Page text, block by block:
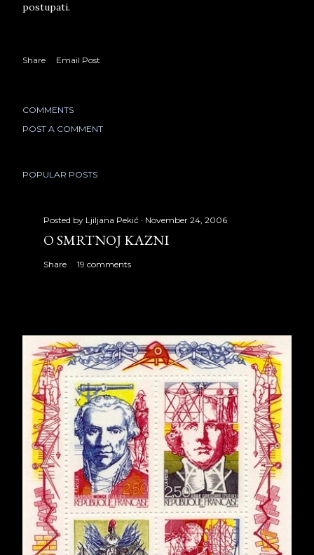
postupati.
Share Email Post
COMMENTS
POST A COMMENT
POPULAR POSTS
Posted by Ljiljana Pekić November 24, 2006
O SMRTNOJ KAZNI
Share 19 comments